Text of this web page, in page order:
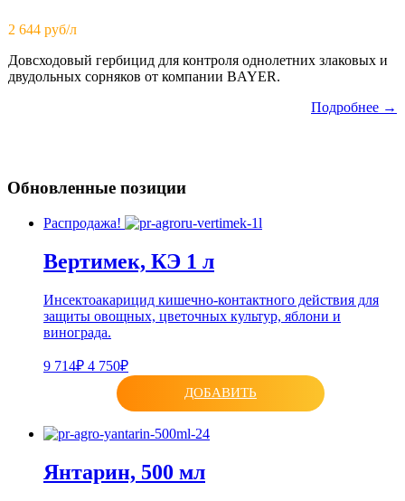
2 644 руб/л
Довсходовый гербицид для контроля однолетних злаковых и
двудольных сорняков от компании BAYER.
Подробнее →
Обновленные позиции
Распродажа!
Вертимек, КЭ 1 л
Инсектоакарицид кишечно-контактного действия для
защиты овощных, цветочных культур, яблони и
винограда.
9 714₽ 4 750₽
ДОБАВИТЬ
Янтарин, 500 мл